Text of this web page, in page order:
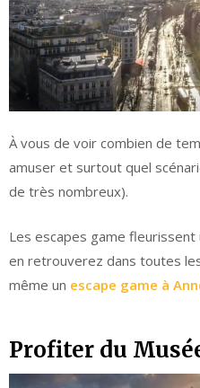
À vous de voir combien de
amuser et surtout quel
de très nombreux).
Les escapes game
en retrouverez dans toutes
même un escape game à
Profiter du